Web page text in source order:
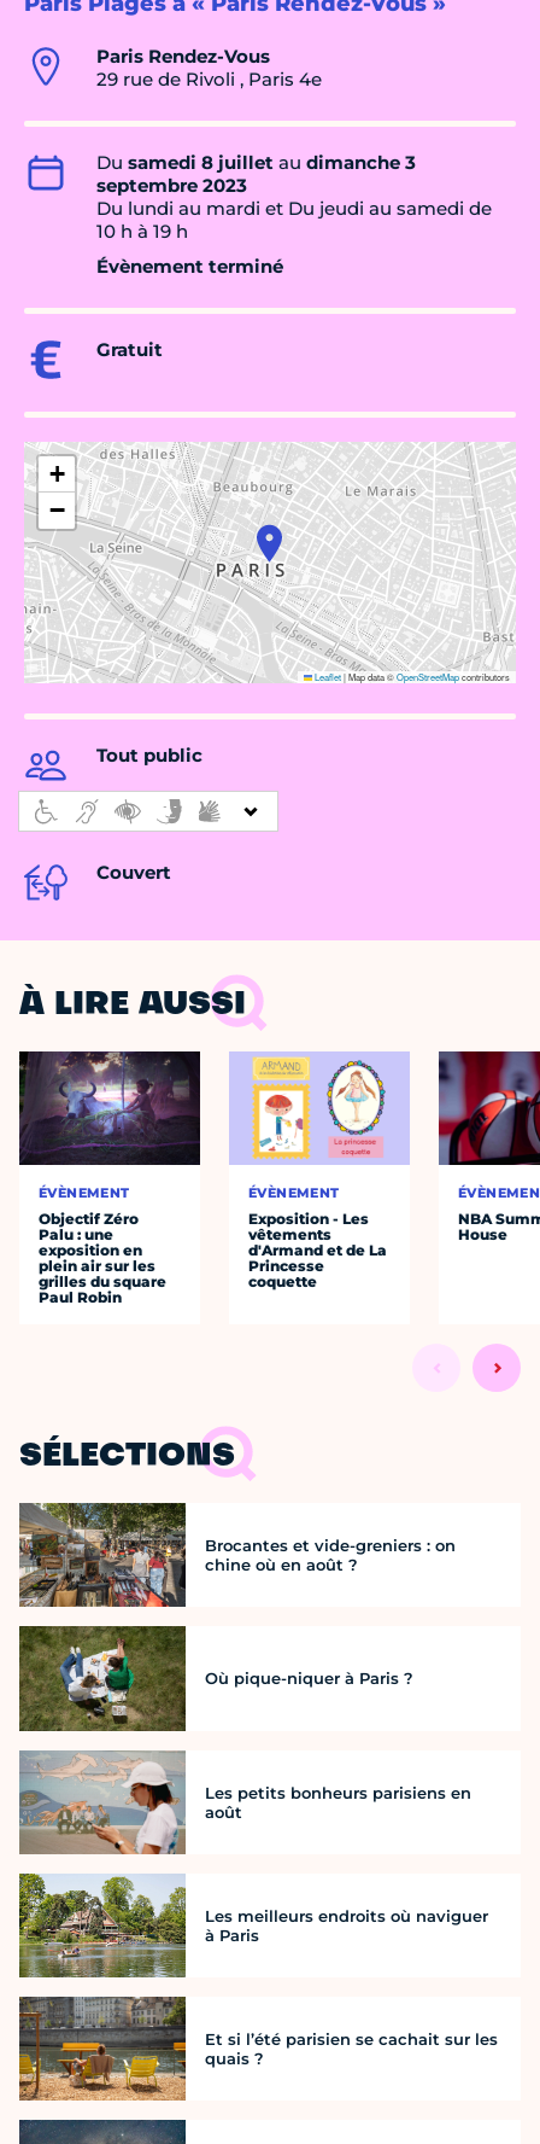
Paris Rendez-Vous
29 rue de Rivoli , Paris 4e
Du samedi 8 juillet au dimanche 3
septembre 2023
Du lundi au mardi et Du jeudi au samedi de
10 h à 19 h
Évènement terminé
Gratuit
+
−
Leaflet|Map data ©OpenStreetMapcontributors
Tout public
Couvert
À LIRE AUSSI
ÉVÈNEMENT
Objectif Zéro
Palu : une
exposition en
plein air sur les
grilles du square
Paul Robin
ÉVÈNEMENT
Exposition - Les
vêtements
d'Armand et de La
Princesse
coquette
NBA
House
SÉLECTIONS
Brocantes et vide-greniers : on
chine où en août ?
Où pique-niquer à Paris ?
Les petits bonheurs parisiens en
août
Les meilleurs endroits où naviguer
à Paris
Et si l’été parisien se cachait sur les
quais ?